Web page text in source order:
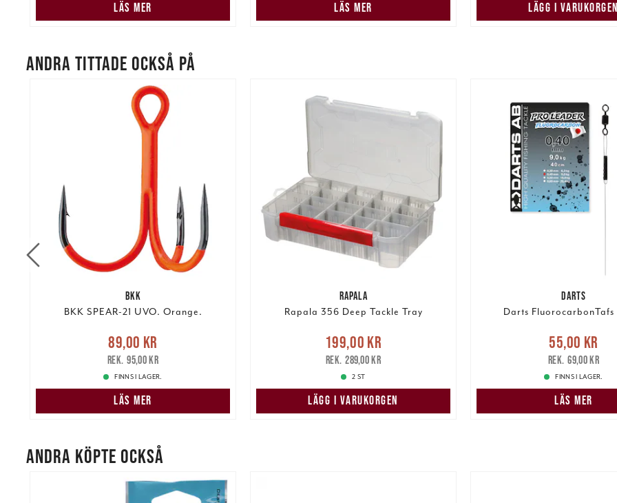
LÄS MER LÄS MER LÄGG I VARUKORGEN
ANDRA TITTADE OCKSÅ PÅ
BKK
BKK SPEAR-21 UVO. Orange.
Nuvarande pris:89,00 kr
pris:95,00 kr
89,00 kr
95,00 kr
FINNS I LAGER.
LÄS MER
RAPALA
Rapala 356 Deep Tackle Tray
Nuvarande pris
Tidigare pris
199,00 kr
289,00 kr
2 ST
LÄGG I VARUKORGEN
DARTS
Darts FluorocarbonTafs
Nuvarande pris:55,00 kr
pris:69,00 kr
55,00 kr
69,00 kr
FINNS I LAGER.
LÄS MER
ANDRA KÖPTE OCKSÅ